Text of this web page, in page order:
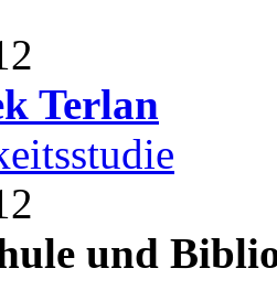
Terlan
und